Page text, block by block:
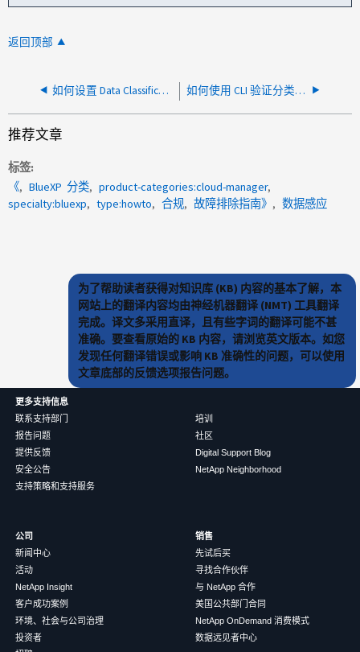
返回顶部
如何设置 Data Classification VM 以使用 Kerberos 如何使用 CLI 验证分类版本
推荐文章
标签
《
BlueXP 分类
product-categories:cloud-manager
specialty:bluexp
type:howto 合规 故障排除指南》 数据感应
为了帮助读者获得对知识库 (KB) 内容的基本了解，本
网站上的翻译内容均由神经机器翻译 (NMT) 工具翻译
完成。译文多采用直译，且有些字词的翻译可能不甚
准确。要查看原始的 KB 内容，请浏览英文版本。如您
发现任何翻译错误或影响 KB 准确性的问题，可以使用
文章底部的反馈选项报告问题。
更多支持信息
联系支持部门
报告问题
提供反馈
安全公告
支持策略和支持服务
培训
社区
Digital Support Blog
NetApp Neighborhood
公司
新闻中心
活动
NetApp Insight
客户成功案例
环境、社会与公司治理
投资者
销售
先试后买
寻找合作伙伴
与 NetApp 合作
美国公共部门合同
NetApp OnDemand 消费模式
数据远见者中心